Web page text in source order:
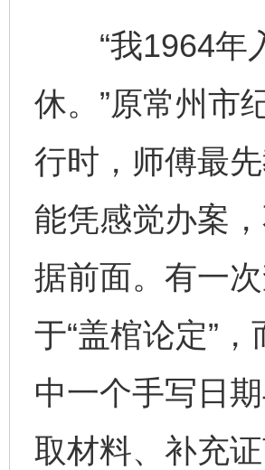
“我1964年入
休。”原常州市
行时，师傅最
能凭感觉办案
据前面。有一
于“盖棺论定”
中一个手写日
取材料、补充